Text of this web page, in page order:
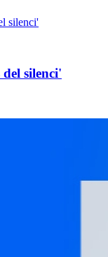
silenci'